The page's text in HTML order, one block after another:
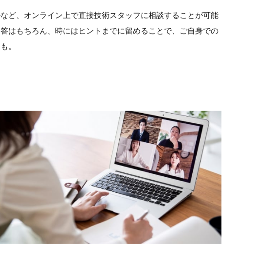
ど、オンライン上で直接技術スタッフに相談することが可能
はもちろん、時にはヒントまでに留めることで、ご自身での
。